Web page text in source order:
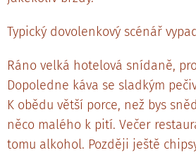
Typický dovolenkový scénář
Ráno velká hotelová snídaně,
Dopoledne káva se sladkým
K obědu větší porce, než bys
něco malého k pití. Večer
tomu alkohol. Později ještě